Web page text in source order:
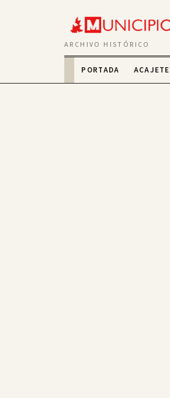
ARCHIVO HISTÓRICO
PORTADA ACAJETE